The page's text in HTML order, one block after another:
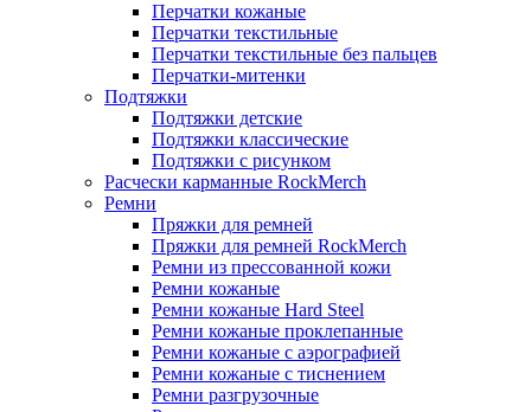
Перчатки кожаные
Перчатки текстильные
Перчатки текстильные без пальцев
Перчатки-митенки
Подтяжки
Подтяжки детские
Подтяжки классические
Подтяжки с рисунком
Расчески карманные RockMerch
Ремни
Пряжки для ремней
Пряжки для ремней RockMerch
Ремни из прессованной кожи
Ремни кожаные
Ремни кожаные Hard Steel
Ремни кожаные проклепанные
Ремни кожаные с аэрографией
Ремни кожаные с тиснением
Ремни разгрузочные